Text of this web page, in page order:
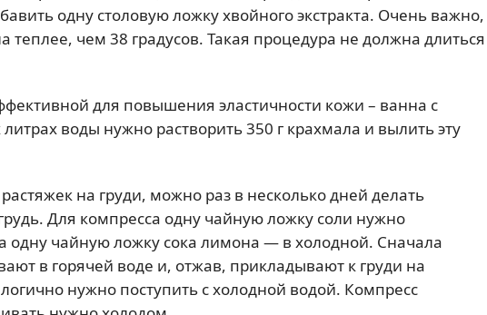
одну столовую ложку хвойного экстракта. Очень важно,
теплее, чем 38 градусов. Такая процедура не должна длиться
для повышения эластичности кожи – ванна с
воды нужно растворить 350 г крахмала и вылить эту
на груди, можно раз в несколько дней делать
Для компресса одну чайную ложку соли нужно
одну чайную ложку сока лимона — в холодной. Сначала
в горячей воде и, отжав, прикладывают к груди на
нужно поступить с холодной водой. Компресс